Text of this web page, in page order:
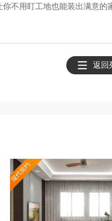
不用盯工地也能装出满意的
返回
现代简约